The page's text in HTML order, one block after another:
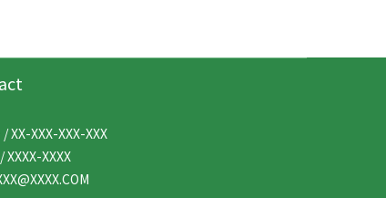
XX-XXX-XXX-XXX
XXXX